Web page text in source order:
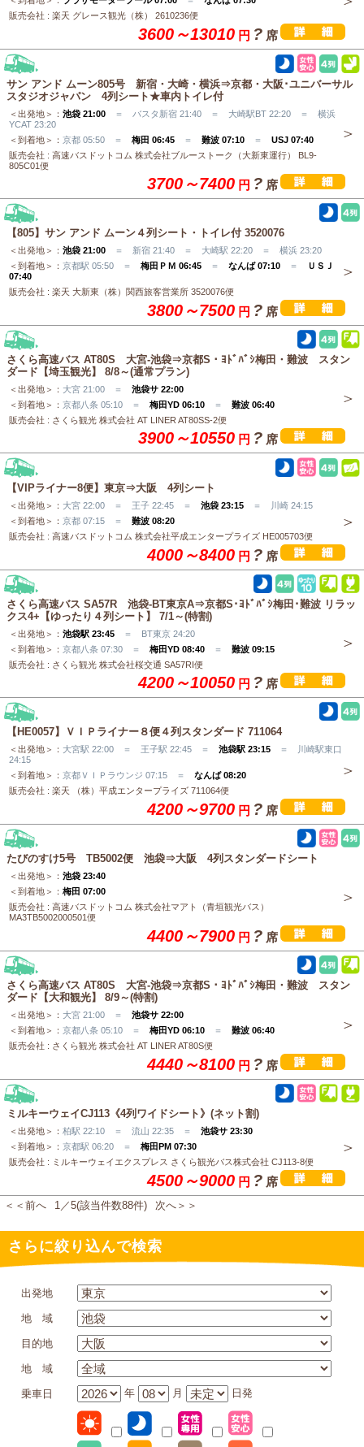
販売会社 : 楽天 グレース観光（株） 2610236便
3600～13010 円 ? 席
サン アンド ムーン805号 新宿・大崎・横浜⇒京都・大阪･ユニバーサル
スタジオジャパン 4列シート★車内トイレ付
＜出発地＞： 池袋 21:00 ＝ バスタ新宿 21:40 ＝ 大崎駅BT 22:20 ＝ 横浜
YCAT 23:20
＜到着地＞： 京都 05:50 ＝ 梅田 06:45 ＝ 難波 07:10 ＝ USJ 07:40
販売会社 : 高速バスドットコム 株式会社ブルーストーク（大新東運行） BL9-
805C01便
3700～7400 円 ? 席
【805】サン アンド ムーン４列シート・トイレ付 3520076
＜出発地＞： 池袋 21:00 ＝ 新宿 21:40 ＝ 大崎駅 22:20 ＝ 横浜 23:20
＜到着地＞： 京都駅 05:50 ＝ 梅田ＰＭ 06:45 ＝ なんば 07:10 ＝
ＵＳＪ
07:40
販売会社 : 楽天 大新東（株）関西旅客営業所 3520076便
3800～7500 円 ? 席
さくら高速バス AT80S 大宮-池袋⇒京都S・ﾖﾄﾞﾊﾞｼ梅田・難波 スタン
ダード【埼玉観光】 8/8～(通常プラン)
＜出発地＞： 大宮 21:00 ＝ 池袋サ 22:00
＜到着地＞： 京都八条 05:10 ＝ 梅田YD 06:10 ＝ 難波 06:40
販売会社 : さくら観光 株式会社 AT LINER AT80SS-2便
3900～10550 円 ? 席
【VIPライナー8便】東京⇒大阪 4列シート
＜出発地＞： 大宮 22:00 ＝ 王子 22:45 ＝ 池袋 23:15 ＝ 川崎 24:15
＜到着地＞： 京都 07:15 ＝ 難波 08:20
販売会社 : 高速バスドットコム 株式会社平成エンタープライズ HE005703便
4000～8400 円 ? 席
さくら高速バス SA57R 池袋-BT東京A⇒京都S･ﾖﾄﾞﾊﾞｼ梅田･難波 リラッ
クス4+【ゆったり４列シート】 7/1～(特割)
＜出発地＞： 池袋駅 23:45 ＝ BT東京 24:20
＜到着地＞： 京都八条 07:30 ＝ 梅田YD 08:40 ＝ 難波 09:15
販売会社 : さくら観光 株式会社桜交通 SA57RI便
4200～10050 円 ? 席
【HE0057】ＶＩＰライナー８便４列スタンダード 711064
＜出発地＞： 大宮駅 22:00 ＝ 王子駅 22:45 ＝ 池袋駅 23:15 ＝ 川崎駅東口
24:15
＜到着地＞： 京都ＶＩＰラウンジ 07:15 ＝ なんば 08:20
販売会社 : 楽天 （株）平成エンタープライズ 711064便
4200～9700 円 ? 席
たびのすけ5号 TB5002便 池袋⇒大阪 4列スタンダードシート
＜出発地＞： 池袋 23:40
＜到着地＞： 梅田 07:00
販売会社 : 高速バスドットコム 株式会社マアト（青垣観光バス）
MA3TB5002000501便
4400～7900 円 ? 席
さくら高速バス AT80S 大宮-池袋⇒京都S・ﾖﾄﾞﾊﾞｼ梅田・難波 スタン
ダード【大和観光】 8/9～(特割)
＜出発地＞： 大宮 21:00 ＝ 池袋サ 22:00
＜到着地＞： 京都八条 05:10 ＝ 梅田YD 06:10 ＝ 難波 06:40
販売会社 : さくら観光 株式会社 AT LINER AT80S便
4440～8100 円 ? 席
ミルキーウェイCJ113《4列ワイドシート》(ネット割)
＜出発地＞： 柏駅 22:10 ＝ 流山 22:35 ＝ 池袋サ 23:30
＜到着地＞： 京都駅 06:20 ＝ 梅田PM 07:30
販売会社 : ミルキーウェイエクスプレス さくら観光バス株式会社 CJ113-8便
4500～9000 円 ? 席
＜＜前へ 1／5(該当件数88件) 次へ＞＞
さらに絞り込んで検索
出発地
地 域
目的地
地 域
乗車日 年 月 日発